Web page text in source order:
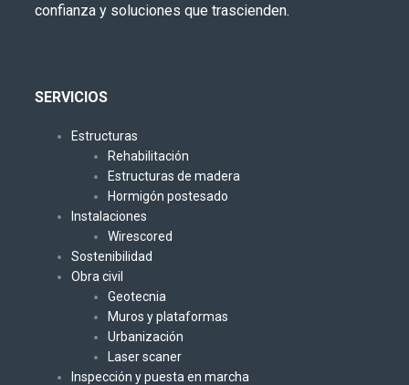
confianza y soluciones que trascienden.
SERVICIOS
Estructuras
Rehabilitación
Estructuras de madera
Hormigón postesado
Instalaciones
Wirescored
Sostenibilidad
Obra civil
Geotecnia
Muros y plataformas
Urbanización
Laser scaner
Inspección y puesta en marcha